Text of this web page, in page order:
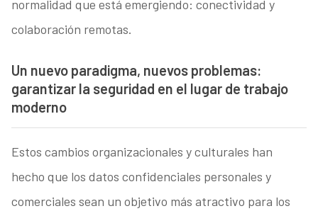
normalidad que está emergiendo: conectividad y
colaboración remotas.
Un nuevo paradigma, nuevos problemas:
garantizar la seguridad en el lugar de trabajo
moderno
Estos cambios organizacionales y culturales han
hecho que los datos confidenciales personales y
comerciales sean un objetivo más atractivo para los